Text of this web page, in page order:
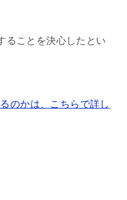
ることを決心したとい
のかは、こちらで詳し